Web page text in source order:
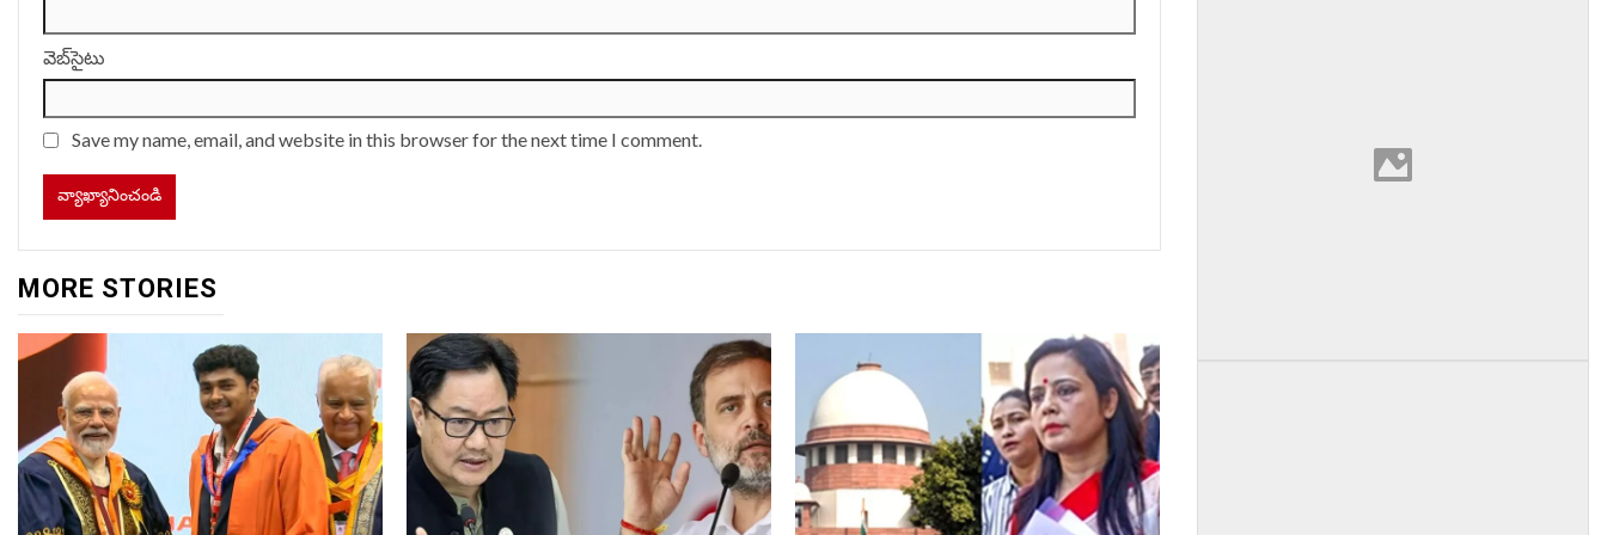
వెబ్‌సైటు
Save my name, email, and website in this browser for the next time I comment.
MORE STORIES